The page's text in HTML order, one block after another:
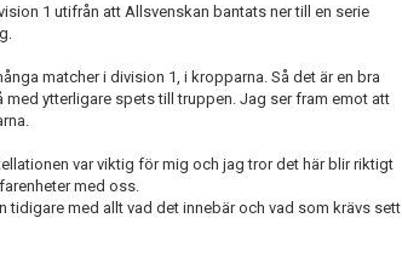
1 utifrån att Allsvenskan bantats ner till en serie
matcher i division 1, i kropparna. Så det är en bra
ytterligare spets till truppen. Jag ser fram emot att
var viktig för mig och jag tror det här blir riktigt
med oss.
tidigare med allt vad det innebär och vad som krävs sett